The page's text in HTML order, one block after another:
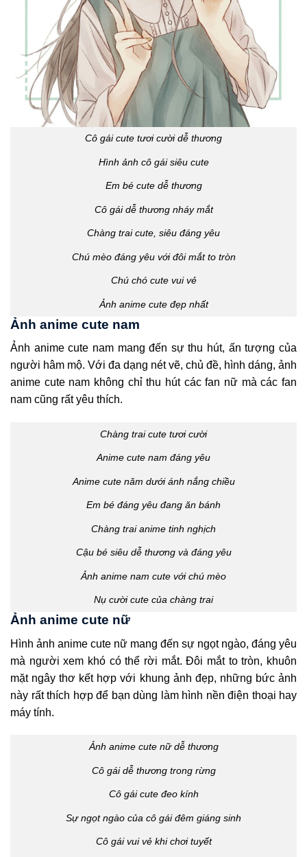
Cô gái cute tươi cười dễ thương
Hình ảnh cô gái siêu cute
Em bé cute dễ thương
Cô gái dễ thương nháy mắt
Chàng trai cute, siêu đáng yêu
Chú mèo đáng yêu với đôi mắt to tròn
Chú chó cute vui vẻ
Ảnh anime cute đẹp nhất
Ảnh anime cute nam
Ảnh anime cute nam mang đến sự thu hút, ấn tượng của
người hâm mộ. Với đa dạng nét vẽ, chủ đề, hình dáng, ảnh
anime cute nam không chỉ thu hút các fan nữ mà các fan
nam cũng rất yêu thích.
Chàng trai cute tươi cười
Anime cute nam đáng yêu
Anime cute năm dưới ánh nắng chiều
Em bé đáng yêu đang ăn bánh
Chàng trai anime tinh nghịch
Cậu bé siêu dễ thương và đáng yêu
Ảnh anime nam cute với chú mèo
Nụ cười cute của chàng trai
Ảnh anime cute nữ
Hình ảnh anime cute nữ mang đến sự ngọt ngào, đáng yêu
mà người xem khó có thể rời mắt. Đôi mắt to tròn, khuôn
mặt ngây thơ kết hợp với khung ảnh đẹp, những bức ảnh
này rất thích hợp để bạn dùng làm hình nền điện thoại hay
máy tính.
Ảnh anime cute nữ dễ thương
Cô gái dễ thương trong rừng
Cô gái cute đeo kính
Sự ngọt ngào của cô gái đêm giáng sinh
Cô gái vui vẻ khi chơi tuyết